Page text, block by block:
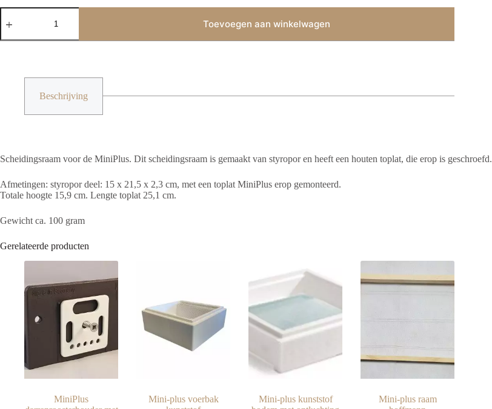
Mini-
plus
styropor/hout
Toevoegen aan winkelwagen
Beschrijving
Scheidingsraam voor de MiniPlus. Dit scheidingsraam is gemaakt van styropor en heeft een houten toplat, die erop is geschroefd.
Afmetingen: styropor deel: 15 x 21,5 x 2,3 cm, met een toplat MiniPlus erop gemonteerd.
Totale hoogte 15,9 cm. Lengte toplat 25,1 cm.
Gewicht ca. 100 gram
Gerelateerde producten
MiniPlus
Mini-plus voerbak
Mini-plus kunststof
Mini-plus raam